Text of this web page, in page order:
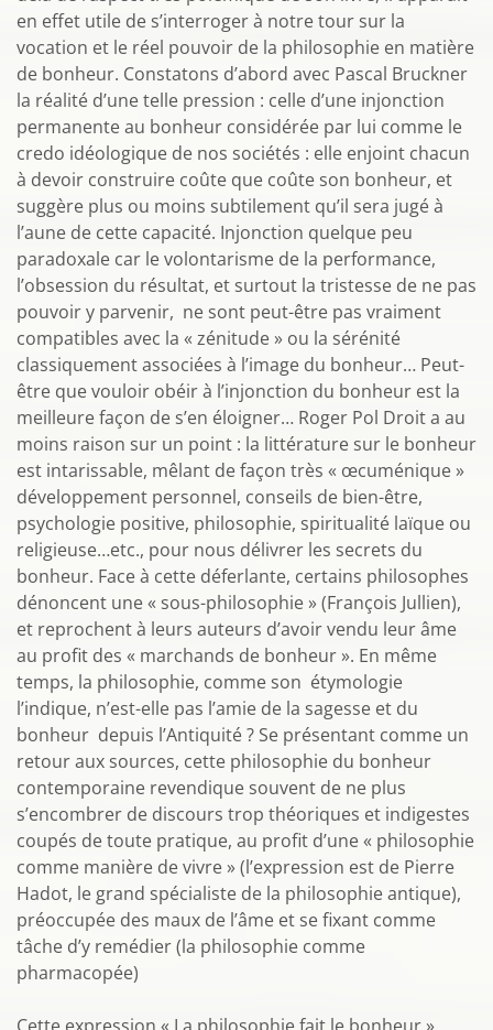
en effet utile de s’interroger à notre tour sur la
vocation et le réel pouvoir de la philosophie en matière
de bonheur. Constatons d’abord avec Pascal Bruckner
la réalité d’une telle pression : celle d’une injonction
permanente au bonheur considérée par lui comme le
credo idéologique de nos sociétés : elle enjoint chacun
à devoir construire coûte que coûte son bonheur, et
suggère plus ou moins subtilement qu’il sera jugé à
l’aune de cette capacité. Injonction quelque peu
paradoxale car le volontarisme de la performance,
l’obsession du résultat, et surtout la tristesse de ne pas
pouvoir y parvenir, ne sont peut-être pas vraiment
compatibles avec la « zénitude » ou la sérénité
classiquement associées à l’image du bonheur… Peut-
être que vouloir obéir à l’injonction du bonheur est la
meilleure façon de s’en éloigner… Roger Pol Droit a au
moins raison sur un point : la littérature sur le bonheur
est intarissable, mêlant de façon très « œcuménique »
développement personnel, conseils de bien-être,
psychologie positive, philosophie, spiritualité laïque ou
religieuse…etc., pour nous délivrer les secrets du
bonheur. Face à cette déferlante, certains philosophes
dénoncent une « sous-philosophie » (François Jullien),
et reprochent à leurs auteurs d’avoir vendu leur âme
au profit des « marchands de bonheur ». En même
temps, la philosophie, comme son étymologie
l’indique, n’est-elle pas l’amie de la sagesse et du
bonheur depuis l’Antiquité ? Se présentant comme un
retour aux sources, cette philosophie du bonheur
contemporaine revendique souvent de ne plus
s’encombrer de discours trop théoriques et indigestes
coupés de toute pratique, au profit d’une « philosophie
comme manière de vivre » (l’expression est de Pierre
Hadot, le grand spécialiste de la philosophie antique),
préoccupée des maux de l’âme et se fixant comme
tâche d’y remédier (la philosophie comme
pharmacopée)